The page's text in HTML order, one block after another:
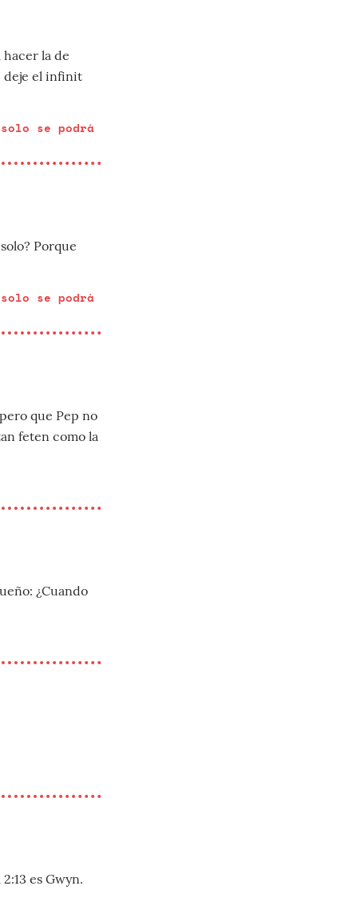
la de
deje el infinit
se podrá
Porque
se podrá
que Pep no
feten como la
¿Cuando
es Gwyn.